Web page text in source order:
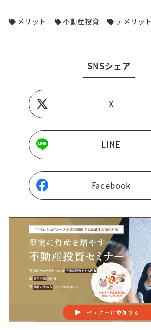
メリット 不動産投資 デメリット
SNSシェア
X
LINE
Facebook